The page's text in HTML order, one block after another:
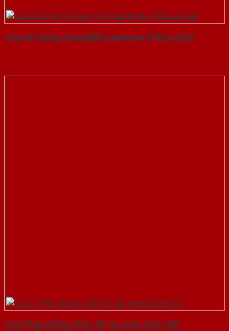
Cửa Gỗ Chống Cháy MDF Laminate P1R2-a-SGD
Cửa Thép Chống Cháy 2P tay nam Cửa-SGD